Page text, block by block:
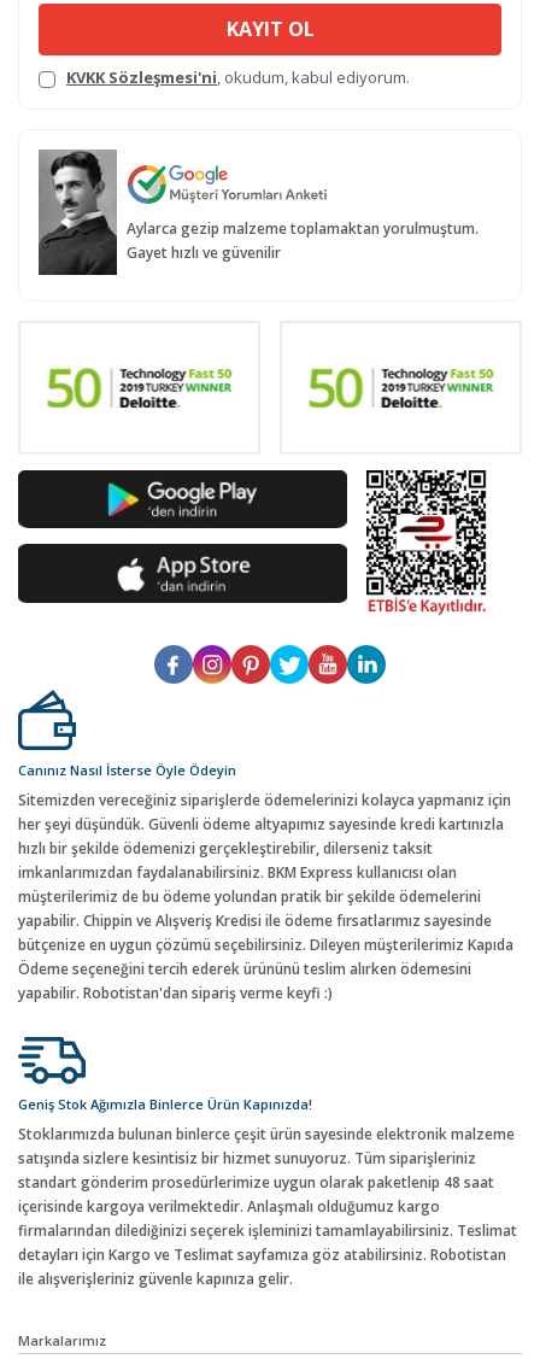
KAYIT OL
KVKK Sözleşmesi'ni, okudum, kabul ediyorum.
Aylarca gezip malzeme toplamaktan yorulmuştum.
Gayet hızlı ve güvenilir
Canınız Nasıl İsterse Öyle Ödeyin
Sitemizden vereceğiniz siparişlerde ödemelerinizi kolayca yapmanız için
her şeyi düşündük. Güvenli ödeme altyapımız sayesinde kredi kartınızla
hızlı bir şekilde ödemenizi gerçekleştirebilir, dilerseniz taksit
imkanlarımızdan faydalanabilirsiniz. BKM Express kullanıcısı olan
müşterilerimiz de bu ödeme yolundan pratik bir şekilde ödemelerini
yapabilir. Chippin ve Alışveriş Kredisi ile ödeme fırsatlarımız sayesinde
bütçenize en uygun çözümü seçebilirsiniz. Dileyen müşterilerimiz Kapıda
Ödeme seçeneğini tercih ederek ürününü teslim alırken ödemesini
yapabilir. Robotistan'dan sipariş verme keyfi :)
Geniş Stok Ağımızla Binlerce Ürün Kapınızda!
Stoklarımızda bulunan binlerce çeşit ürün sayesinde elektronik malzeme
satışında sizlere kesintisiz bir hizmet sunuyoruz. Tüm siparişleriniz
standart gönderim prosedürlerimize uygun olarak paketlenip 48 saat
içerisinde kargoya verilmektedir. Anlaşmalı olduğumuz kargo
firmalarından dilediğinizi seçerek işleminizi tamamlayabilirsiniz. Teslimat
detayları için Kargo ve Teslimat sayfamıza göz atabilirsiniz. Robotistan
ile alışverişleriniz güvenle kapınıza gelir.
Markalarımız